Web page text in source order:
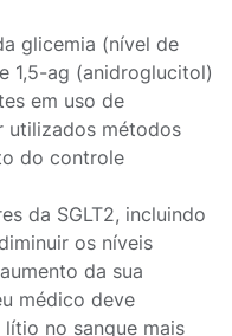
glicemia (nível de
1,5-ag (anidroglucitol)
em uso de
utilizados métodos
do controle
da SGLT2, incluindo
os níveis
da sua
médico deve
no sangue mais